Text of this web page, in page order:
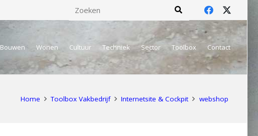
Bouwen Wonen Cultuur Techniek Sector Toolbox Contact
Home Toolbox Vakbedrijf Internetsite & Cockpit webshop